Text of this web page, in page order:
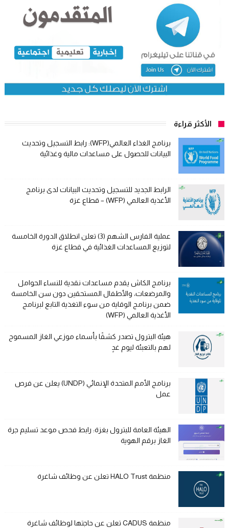
الأكثر قراءة
برنامج الغذاء العالمي(WFP): رابط التسجيل وتحديث
البيانات للحصول على مساعدات مالية وغذائية
الرابط الجديد للتسجيل وتحديث البيانات لدى برنامج
الأغذية العالمي (WFP) – قطاع غزة
عملية الفارس الشهم (3) تعلن انطلاق الدورة الخامسة
لتوزيع المساعدات الغذائية في قطاع غزة
برنامج الكاش يقدم مساعدات نقدية للنساء الحوامل
والمرضعات، والأطفال المستحقين دون سن الخامسة
ضمن برنامج الوقاية من سوء التغذية التابع لبرنامج
الأغذية العالمي (WFP)
هيئة البترول تصدر كشفًا بأسماء موزعي الغاز المسموح
لهم بالتعبئة ليوم غدٍ
برنامج الأمم المتحدة الإنمائي (UNDP) يعلن عن فرص
عمل
الهيئة العامة للبترول بغزة: رابط فحص موعد تسليم جرة
الغاز برقم الهوية
منظمة HALO Trust تعلن عن وظائف شاغرة
منظمة CADUS تعلن عن حاجتها لوظائف شاغرة